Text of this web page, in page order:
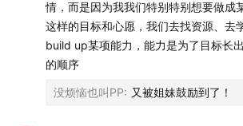
02:28:33 付费注册解锁的三篇研究：run
和语言攻略
情，而是因为我我们特别特别想要做成
这样的目标和心愿，我们去找资源、去
build up某项能力，能力是为了目标长
的顺序
没烦恼也叫PP: 又被姐妹鼓励到了！